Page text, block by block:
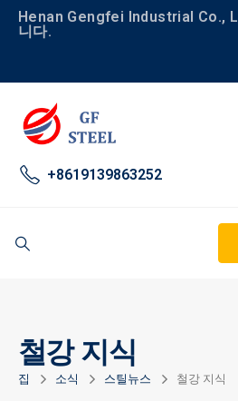
Henan Gengfei Industrial Co.,
니다.
+8619139863252
철강 지식
집 소식 스틸뉴스 철강 지식